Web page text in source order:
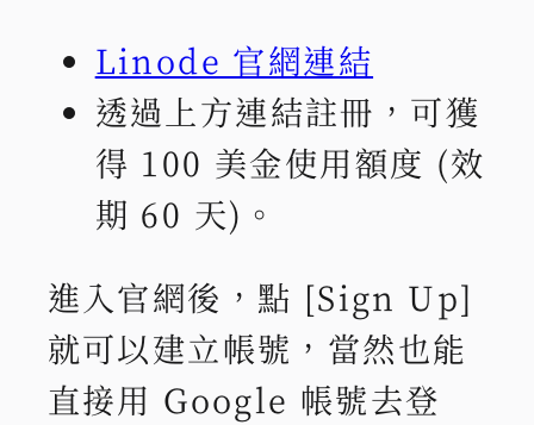
Linode 官網連結
透過上方連結註冊，可獲
得 100 美金使用額度 (效
期 60 天)。
進入官網後，點 [Sign Up]
就可以建立帳號，當然也能
直接用 Google 帳號去登